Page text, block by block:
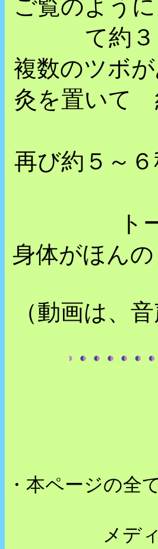
ご覧のよう
て約
複数のツボ
灸を置いて
再び約５～
ト
身体がほん
（動画は、
・本ページの全
メデ